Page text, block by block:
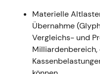
Volatilität.
### Geschäftsjahr
- Bayer lieferte ein
Konzernumsatz 50,739
Materielle
Übernahme
Vergleichs- und